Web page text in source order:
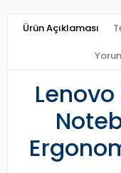
Ürün Açıklaması